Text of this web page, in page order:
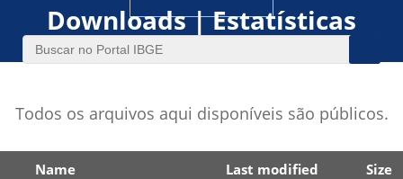
Downloads | Estatísticas
Todos os arquivos aqui disponíveis são públicos.
Name Last modified Size